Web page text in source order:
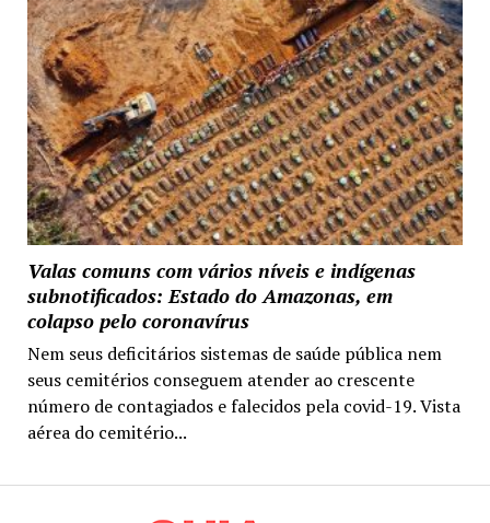
Valas comuns com vários níveis e indígenas
subnotificados: Estado do Amazonas, em
colapso pelo coronavírus
Nem seus deficitários sistemas de saúde pública nem
seus cemitérios conseguem atender ao crescente
número de contagiados e falecidos pela covid-19. Vista
aérea do cemitério...